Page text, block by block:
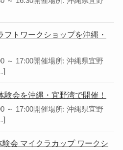
トワークショップを沖縄・
～ 17:00開催場所: 沖縄県宜野
会を沖縄・宜野湾で開催！
～ 17:00開催場所: 沖縄県宜野
会 マイクラカップ ワークシ